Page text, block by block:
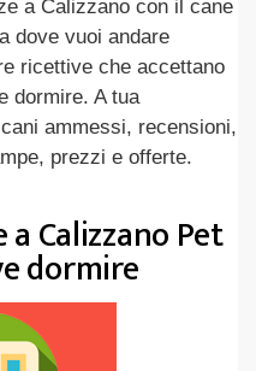
a Calizzano con il cane
dove vuoi andare
ricettive che accettano
dormire. A tua
ammessi, recensioni,
prezzi e offerte.
Calizzano Pet
dormire